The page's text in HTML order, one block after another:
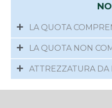
LA QUOTA
LA QUOTA NON
ATTREZZATURA DA